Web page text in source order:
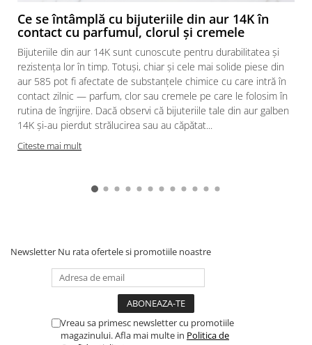
Ce se întâmplă cu bijuteriile din aur 14K în
contact cu parfumul, clorul și cremele
Bijuteriile din aur 14K sunt cunoscute pentru durabilitatea și
rezistența lor în timp. Totuși, chiar și cele mai solide piese din
aur 585 pot fi afectate de substanțele chimice cu care intră în
contact zilnic — parfum, clor sau cremele pe care le folosim în
rutina de îngrijire. Dacă observi că bijuteriile tale din aur galben
14K și-au pierdut strălucirea sau au căpătat...
Citeste mai mult
Newsletter Nu rata ofertele si promotiile noastre
Vreau sa primesc newsletter cu promotiile
magazinului. Afla mai multe in Politica de